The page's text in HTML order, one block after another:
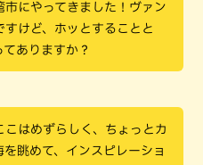
市にやってきました！ヴァン
すけど、ホッとすることと
ありますか？
こはめずらしく、ちょっとカ
を眺めて、インスピレーショ